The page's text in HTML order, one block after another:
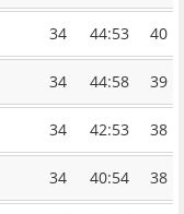
34 44:53 40
34 44:58 39
34 42:53 38
34 40:54 38